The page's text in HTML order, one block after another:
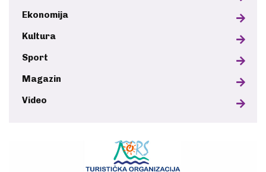
Ekonomija
Kultura
Sport
Magazin
Video